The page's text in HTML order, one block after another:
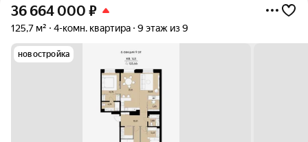
36 664 000 ₽
125,7 м² 4-комн. квартира 9 этаж из 9
новостройка